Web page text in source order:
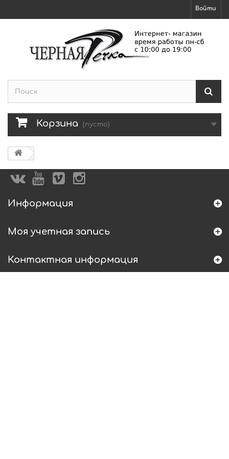
Войти
Корзина (пусто)
Информация
Моя учетная запись
Контактная информация